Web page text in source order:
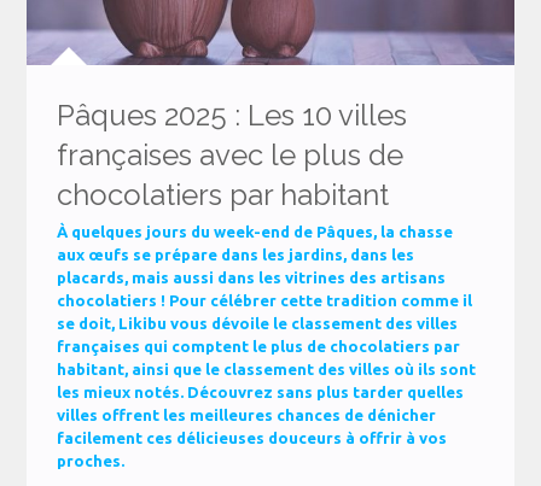
Pâques 2025 : Les 10 villes
françaises avec le plus de
chocolatiers par habitant
À quelques jours du week-end de Pâques, la chasse
aux œufs se prépare dans les jardins, dans les
placards, mais aussi dans les vitrines des artisans
chocolatiers ! Pour célébrer cette tradition comme il
se doit, Likibu vous dévoile le classement des villes
françaises qui comptent le plus de chocolatiers par
habitant, ainsi que le classement des villes où ils sont
les mieux notés. Découvrez sans plus tarder quelles
villes offrent les meilleures chances de dénicher
facilement ces délicieuses douceurs à offrir à vos
proches.